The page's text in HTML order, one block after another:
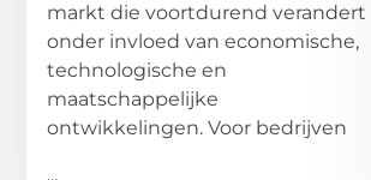
markt die voortdurend verandert
onder invloed van economische,
technologische en
maatschappelijke
ontwikkelingen. Voor bedrijven
...